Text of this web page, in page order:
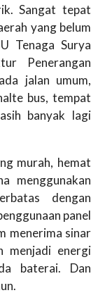
Sangat tepat
yang belum
Tenaga Surya
Penerangan
jalan umum,
bus, tempat
banyak lagi
murah, hemat
menggunakan
dengan
panel
menerima sinar
menjadi energi
baterai. Dan